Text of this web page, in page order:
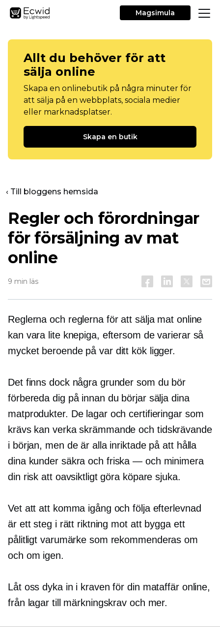
Magsimula
Allt du behöver för att
sälja online
Skapa en onlinebutik på några minuter för
att sälja på en webbplats, sociala medier
eller marknadsplatser.
Skapa en butik
‹ Till bloggens hemsida
Regler och förordningar
för försäljning av mat
online
9 min läs
Reglerna och reglerna för att sälja mat online
kan vara lite knepiga, eftersom de varierar så
mycket beroende på var ditt kök ligger.
Det finns dock några grunder som du bör
förbereda dig på innan du börjar sälja dina
matprodukter. De lagar och certifieringar som
krävs kan verka skrämmande och tidskrävande
i början, men de är alla inriktade på att hålla
dina kunder säkra och friska — och minimera
din risk att oavsiktligt göra köpare sjuka.
Vet att att komma igång och följa efterlevnad
är ett steg i rätt riktning mot att bygga ett
pålitligt varumärke som rekommenderas om
och om igen.
Låt oss dyka in i kraven för din mataffär online,
från lagar till märkningskrav och mer.